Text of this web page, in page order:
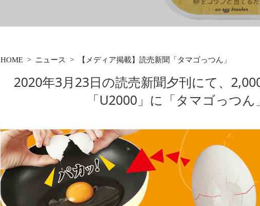
HOME > ニュース > 【メディア掲載】読売新聞「タマゴっつん」
2020年3月23日の読売新聞夕刊にて、
「U2000」に「タマゴっつ